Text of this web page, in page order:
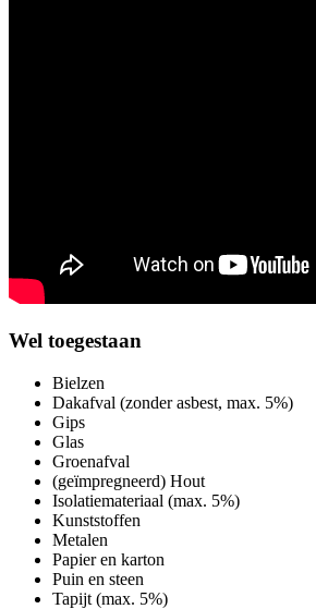
Wel toegestaan
Bielzen
Dakafval (zonder asbest, max. 5%)
Gips
Glas
Groenafval
(geïmpregneerd) Hout
Isolatiemateriaal (max. 5%)
Kunststoffen
Metalen
Papier en karton
Puin en steen
Tapijt (max. 5%)